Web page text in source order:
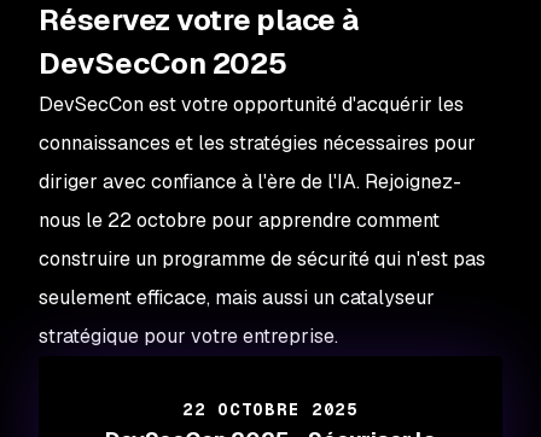
Réservez votre place à
DevSecCon 2025
DevSecCon est votre opportunité d'acquérir les
connaissances et les stratégies nécessaires pour
diriger avec confiance à l'ère de l'IA. Rejoignez-
nous le 22 octobre pour apprendre comment
construire un programme de sécurité qui n'est pas
seulement efficace, mais aussi un catalyseur
stratégique pour votre entreprise.
22 OCTOBRE 2025